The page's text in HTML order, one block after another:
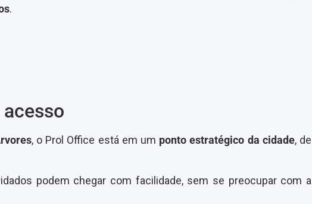
.
, o Prol Office está em um ponto estratégico da cidade, de
podem chegar com facilidade, sem se preocupar com a